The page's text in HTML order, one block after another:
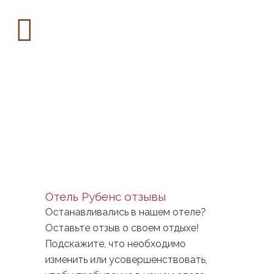
Отель Рубенс отзывы
Останавливались в нашем отеле?
Оставьте отзыв о своем отдыхе!
Подскажите, что необходимо
изменить или усовершенствовать,